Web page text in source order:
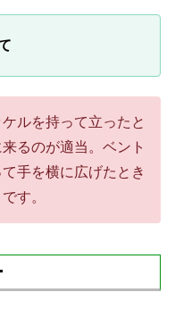
ルを持って立ったと
るのが適当。ベント
手を横に広げたとき
す。